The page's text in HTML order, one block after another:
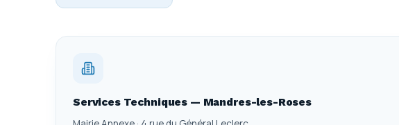
Services Techniques — Mandres-les-Roses